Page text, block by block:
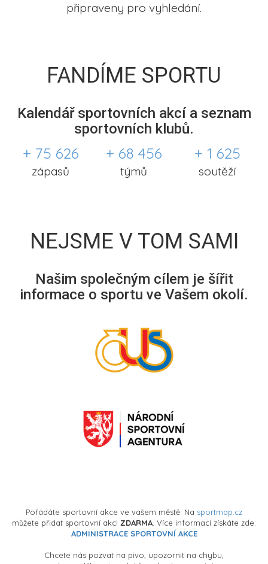
připraveny pro vyhledání.
FANDÍME SPORTU
Kalendář sportovních akcí a seznam
sportovních klubů.
+ 75 626
zápasů
+ 68 456
týmů
+ 1 625
soutěží
NEJSME V TOM SAMI
Našim společným cílem je šířit
informace o sportu ve Vašem okolí.
Pořádáte sportovní akce ve vašem městě. Na sportmap.cz
můžete přidat sportovní akci ZDARMA . Více informací získáte zde:
ADMINISTRACE SPORTOVNÍ AKCE
Chcete nás pozvat na pivo, upozornit na chybu,